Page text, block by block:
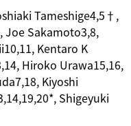
Tameshige4,5†,
Joe Sakamoto3,8,
Kentaro K
Hiroko Urawa15,16,
Kiyoshi
Shigeyuki